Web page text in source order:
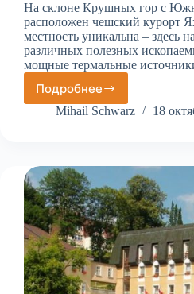
На склоне Крушных гор с
расположен чешский курорт
местность уникальна – здесь
различных полезных
мощные термальные
Подробнее
Яхимов
Mihail Schwarz 18